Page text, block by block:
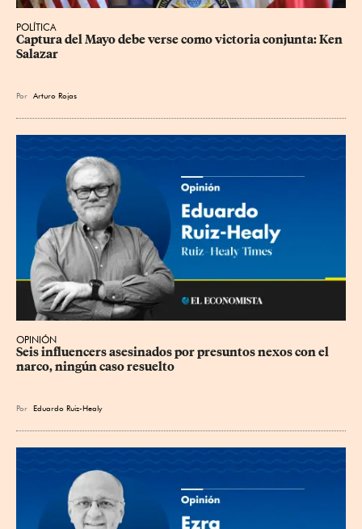
POLÍTICA
Captura del Mayo debe verse como victoria conjunta: Ken
Salazar
Por Arturo Rojas
OPINIÓN
Seis influencers asesinados por presuntos nexos con el
narco, ningún caso resuelto
Por Eduardo Ruiz-Healy